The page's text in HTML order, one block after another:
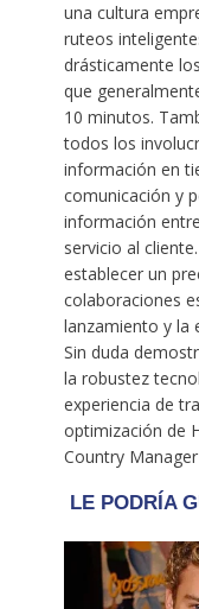
una cultura
ruteos
drásticamente
que
10 minutos.
todos los
información en
comunicación y
información
servicio al
establecer un
colaboraciones
lanzamiento y la
Sin duda
la robustez
experiencia de
optimización de
Country